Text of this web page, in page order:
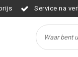
Service na